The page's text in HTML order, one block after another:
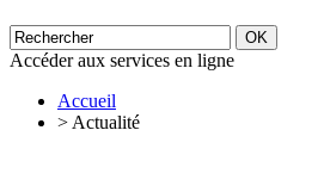
Accéder aux services en ligne
Accueil
> Actualité